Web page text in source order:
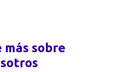
más sobre